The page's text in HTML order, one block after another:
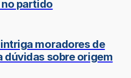
partido
moradores de
dúvidas sobre origem